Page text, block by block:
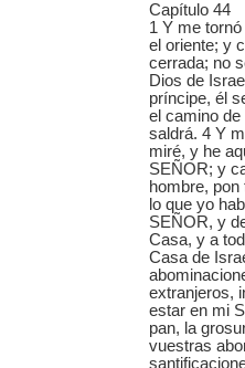
Capítulo 44
1 Y me
el oriente; y
cerrada; no
Dios de
príncipe, él
el camino de
saldrá. 4 Y
miré, y he
SEÑOR; y
hombre,
lo que yo
SEÑOR, y
Casa, y a
Casa de
extranjeros,
estar en mi
pan, la
vuestras